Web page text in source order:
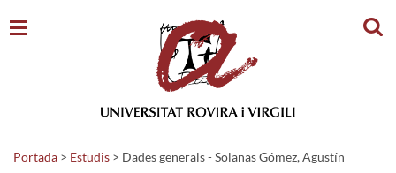
Portada > Estudis > Dades generals - Solanas Gómez, Agustín